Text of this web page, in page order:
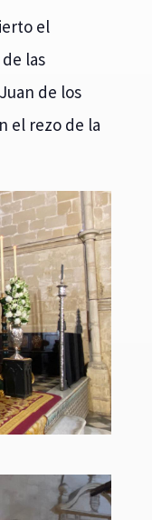
el
las
de los
el rezo de la